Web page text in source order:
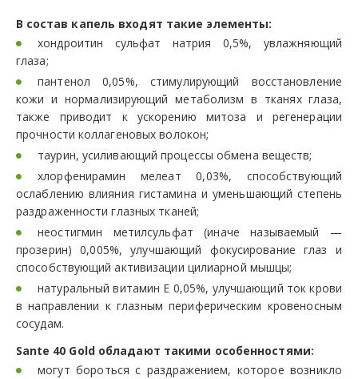
В состав капель входят такие элементы:
хондроитин сульфат натрия 0,5%, увлажняющий
глаза;
пантенол 0,05%, стимулирующий восстановление
кожи и нормализирующий метаболизм в тканях глаза,
также приводит к ускорению митоза и регенерации
прочности коллагеновых волокон;
таурин, усиливающий процессы обмена веществ;
хлорфенирамин мелеат 0,03%, способствующий
ослаблению влияния гистамина и уменьшающий степень
раздраженности глазных тканей;
неостигмин метилсульфат (иначе называемый —
прозерин) 0,005%, улучшающий фокусирование глаз и
способствующий активизации цилиарной мышцы;
натуральный витамин Е 0,05%, улучшающий ток крови
в направлении к глазным периферическим кровеносным
сосудам.
Sante 40 Gold обладают такими особенностями:
могут бороться с раздражением, которое возникло